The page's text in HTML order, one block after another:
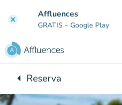
clear Affluences
GRATIS – Google Play
arrow_leftVuelta:
Reserva